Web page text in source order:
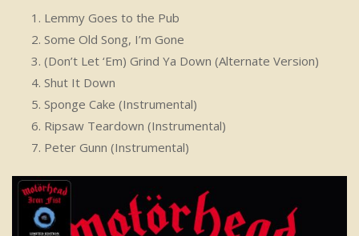
Lemmy Goes to the Pub
Some Old Song, I’m Gone
(Don’t Let ‘Em) Grind Ya Down (Alternate Version)
Shut It Down
Sponge Cake (Instrumental)
Ripsaw Teardown (Instrumental)
Peter Gunn (Instrumental)